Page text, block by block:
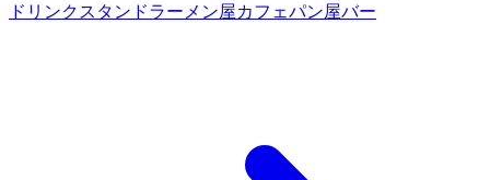
ドリンクスタンドラーメン屋カフェパン屋バー